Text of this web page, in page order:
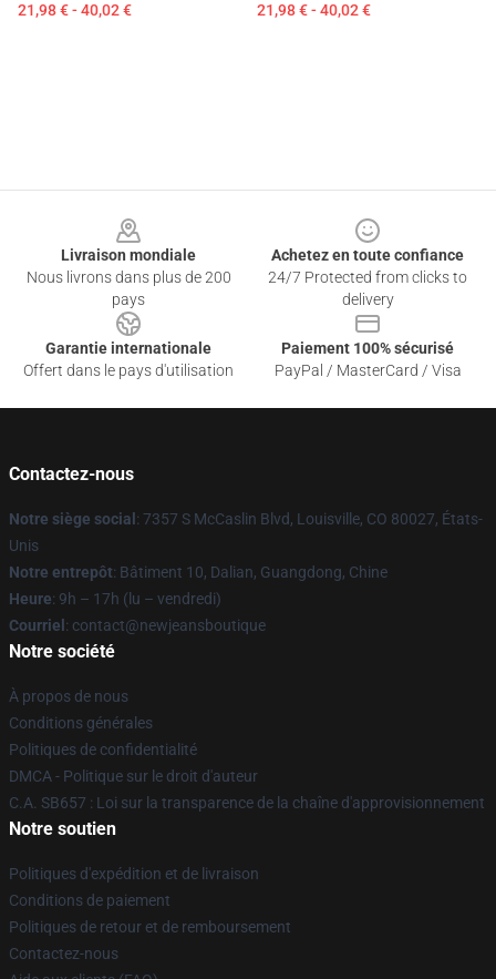
21,98 € - 40,02 € 21,98 € - 40,02 €
Livraison mondiale
Nous livrons dans plus de 200
pays
Achetez en toute confiance
24/7 Protected from clicks to
delivery
Garantie internationale
Offert dans le pays d'utilisation
Paiement 100% sécurisé
PayPal / MasterCard / Visa
Contactez-nous
Notre siège social : 7357 S McCaslin Blvd, Louisville, CO 80027, États-
Unis
Notre entrepôt: Bâtiment 10, Dalian, Guangdong, Chine
Heure: 9h – 17h (lu – vendredi)
Courriel : contact@newjeansboutique
Notre société
À propos de nous
Conditions générales
Politiques de confidentialité
DMCA - Politique sur le droit d'auteur
C.A. SB657 : Loi sur la transparence de la chaîne d'approvisionnement
Notre soutien
Politiques d'expédition et de livraison
Conditions de paiement
Politiques de retour et de remboursement
Contactez-nous